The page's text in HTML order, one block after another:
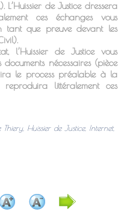
de Justice dressera
ces échanges vous
tant que preuve devant les
l’Huissier de Justice vous
nécessaires (pièce
le process préalable à la
littéralement ces
Thiery, Huissier de Justice, Internet,